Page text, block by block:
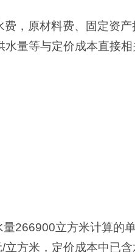
，原材料费、固定资产
量等与定价成本直接相
266900立方米计算的
方米，定价成本中已含